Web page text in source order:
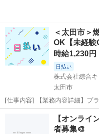
＜太田市＞
OK【未経
時給1,230円
日払い
株式会社綜合
太田市
[仕事内容] 【業務内容詳細】プ
立、 成形業務機械が成形したも
形状やチェックポイントの確認
均7kg程度(最大15kg...
【オンライ
者募集🎨